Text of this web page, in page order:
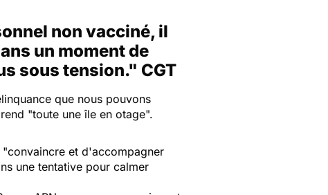
non vacciné, il
un moment de
sous tension." CGT
que nous pouvons
"toute une île en otage".
"convaincre et d'accompagner
une tentative pour calmer